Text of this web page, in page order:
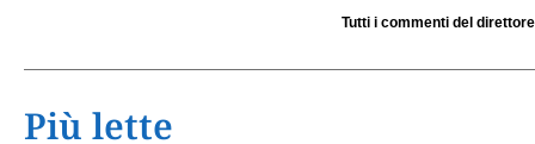
Tutti i commenti del direttore
Più lette